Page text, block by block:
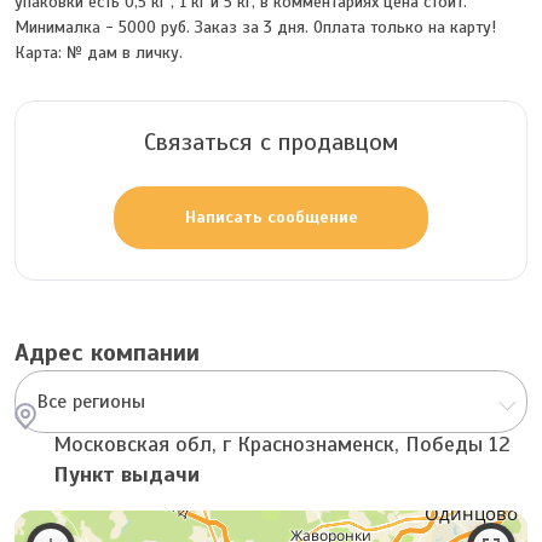
Минималка - 5000 руб. Заказ за 3 дня. Оплата только на карту!
Карта: № дам в личку.
Связаться с продавцом
Написать сообщение
Адрес компании
Все регионы
Московская обл, г Краснознаменск, Победы 12
Пункт выдачи